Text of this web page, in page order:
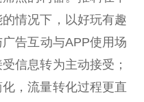
情况下，以好玩有趣
告互动与APP使用场
信息转为主动接受；
，流量转化过程更直